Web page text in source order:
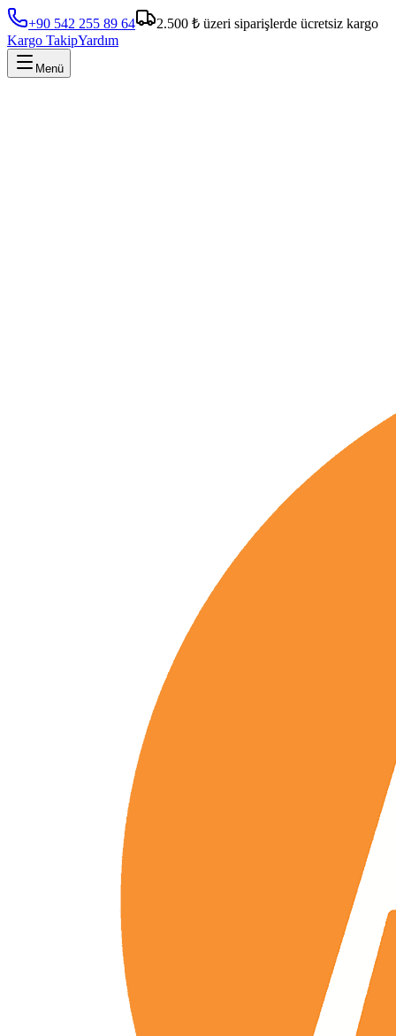
+90 542 255 89 64
2.500 ₺ üzeri siparişlerde ücretsiz kargo
Kargo TakipYardım
Menü